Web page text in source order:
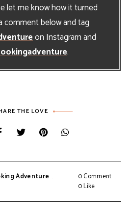
let me know how it turned
comment below and tag
on Instagram and
.
THE LOVE
Adventure
0 Comment
0Like